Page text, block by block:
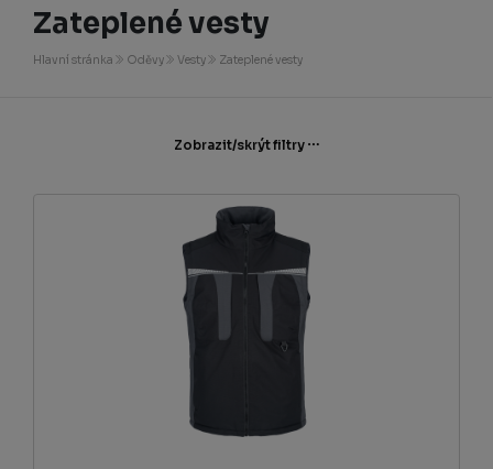
Zateplené vesty
Hlavní stránka Oděvy Vesty Zateplené vesty
Zobrazit/skrýt filtry